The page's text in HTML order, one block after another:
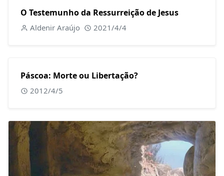
O Testemunho da Ressurreição de Jesus
Aldenir Araújo 2021/4/4
Páscoa: Morte ou Libertação?
2012/4/5